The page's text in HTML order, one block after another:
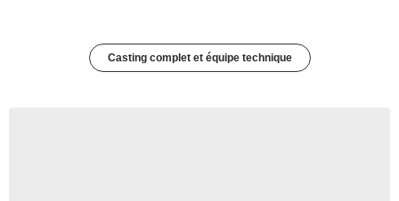
Casting complet et équipe technique